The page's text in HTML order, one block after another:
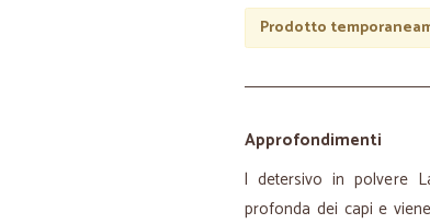
Prodotto
Approfondimenti
l detersivo in polvere
profonda dei capi e